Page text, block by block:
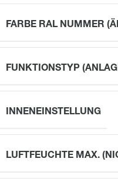
FARBE RAL NUMMER
FUNKTIONSTYP
INNENEINSTELLUNG
LUFTFEUCHTE MAX.